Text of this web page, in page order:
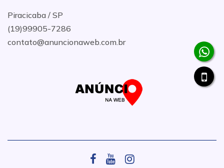
Piracicaba / SP
(19)99905-7286
contato@anuncionaweb.com.br